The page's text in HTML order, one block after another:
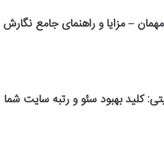
– مزایا و راهنمای جامع نگارش
کلید بهبود سئو و رتبه سایت شما